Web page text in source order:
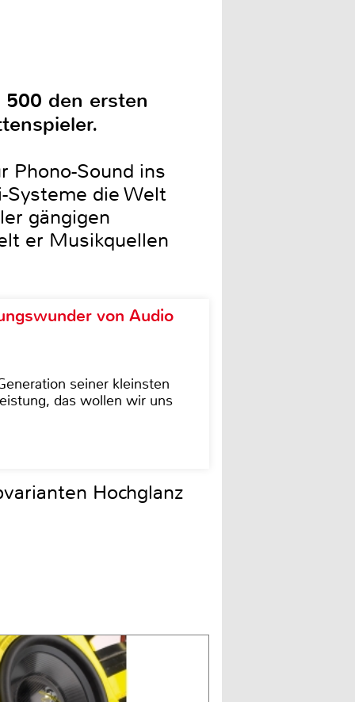
den ersten
Phono-Sound ins
Systeme die Welt
gängigen
er Musikquellen
von Audio
seiner kleinsten
das wollen wir uns
Hochglanz